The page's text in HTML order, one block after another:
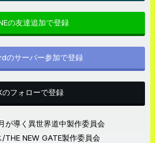
の友達追加で登録
のサーバー参加で登録
のフォローで登録
導く異世界道中製作委員会
NEW GATE製作委員会